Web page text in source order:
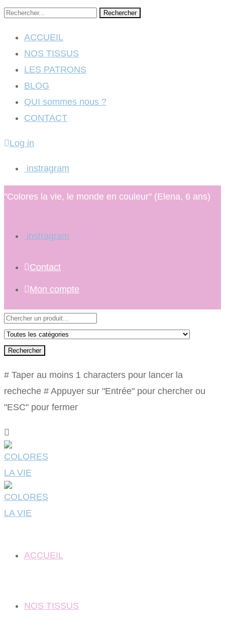
Rechercher
ACCUEIL
NOS TISSUS
LES PATRONS
BLOG
QUI sommes nous ?
CONTACT
Log in
instragram
"Colores la vie, le monde en couleur" (Elena, 6 ans)
instragram
Contact
Mon compte
Rechercher
# Taper au moins 1 characters pour lancer la
recheche # Appuyer sur "Entrée" pour chercher ou
"ESC" pour fermer
ACCUEIL
NOS TISSUS